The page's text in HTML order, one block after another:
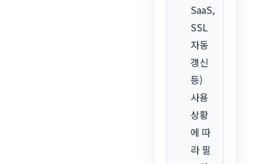
SaaS,
SSL
자동
갱신
등)
사용
상황
에 따
라 필